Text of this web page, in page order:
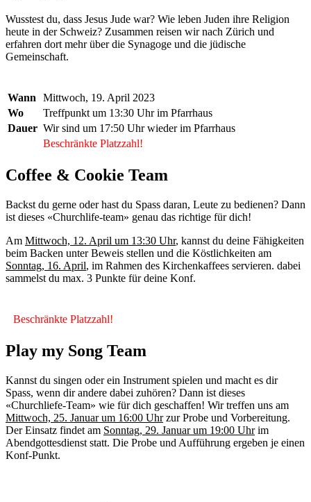
Wusstest du, dass Jesus Jude war? Wie leben Juden ihre Religion
heute in der Schweiz? Zusammen reisen wir nach Zürich und
erfahren dort mehr über die Synagoge und die jüdische
Gemeinschaft.
Wann
Mittwoch, 19. April 2023
Wo
Treffpunkt um 13:30 Uhr im Pfarrhaus
Dauer Wir sind um 17:50 Uhr wieder im Pfarrhaus
Beschränkte Platzzahl!
Coffee & Cookie Team
Backst du gerne oder hast du Spass daran, Leute zu bedienen? Dann
ist dieses «Churchlife-team» genau das richtige für dich!
Am Mittwoch, 12. April um 13:30 Uhr, kannst du deine Fähigkeiten
beim Backen unter Beweis stellen und die Köstlichkeiten am
Sonntag, 16. April, im Rahmen des Kirchenkaffees servieren. dabei
sammelst du max. 3 Punkte für deine Konf.
Beschränkte Platzzahl!
Play my Song Team
Kannst du singen oder ein Instrument spielen und macht es dir
Spass, wenn dir andere dabei zuhören? Dann ist dieses
«Churchliefe-Team» wie für dich geschaffen! Wir treffen uns am
Mittwoch, 25. Januar um 16:00 Uhrzur Probe und Vorbereitung.
Der Einsatz findet am Sonntag, 29. Januar um 19:00 Uhrim
Abendgottesdienst statt. Die Probe und Aufführung ergeben je einen
Konf-Punkt.